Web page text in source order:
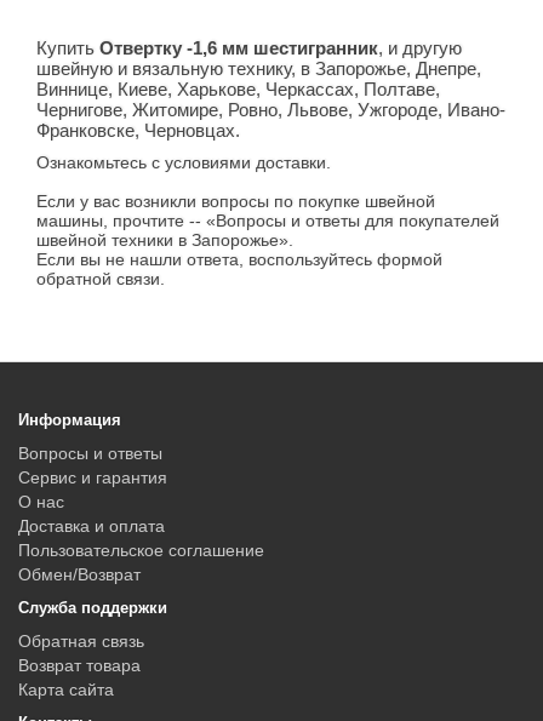
Купить Отвертку -1,6 мм шестигранник, и другую
швейную и вязальную технику, в Запорожье, Днепре,
Виннице, Киеве, Харькове, Черкассах, Полтаве,
Чернигове, Житомире, Ровно, Львове, Ужгороде, Ивано-
Франковске, Черновцах.
Ознакомьтесь с условиями доставки.
Если у вас возникли вопросы по покупке швейной
машины, прочтите -- «Вопросы и ответы для покупателей
швейной техники в Запорожье».
Если вы не нашли ответа, воспользуйтесь формой
обратной связи.
Информация
Вопросы и ответы
Сервис и гарантия
О нас
Доставка и оплата
Пользовательское соглашение
Обмен/Возврат
Служба поддержки
Обратная связь
Возврат товара
Карта сайта